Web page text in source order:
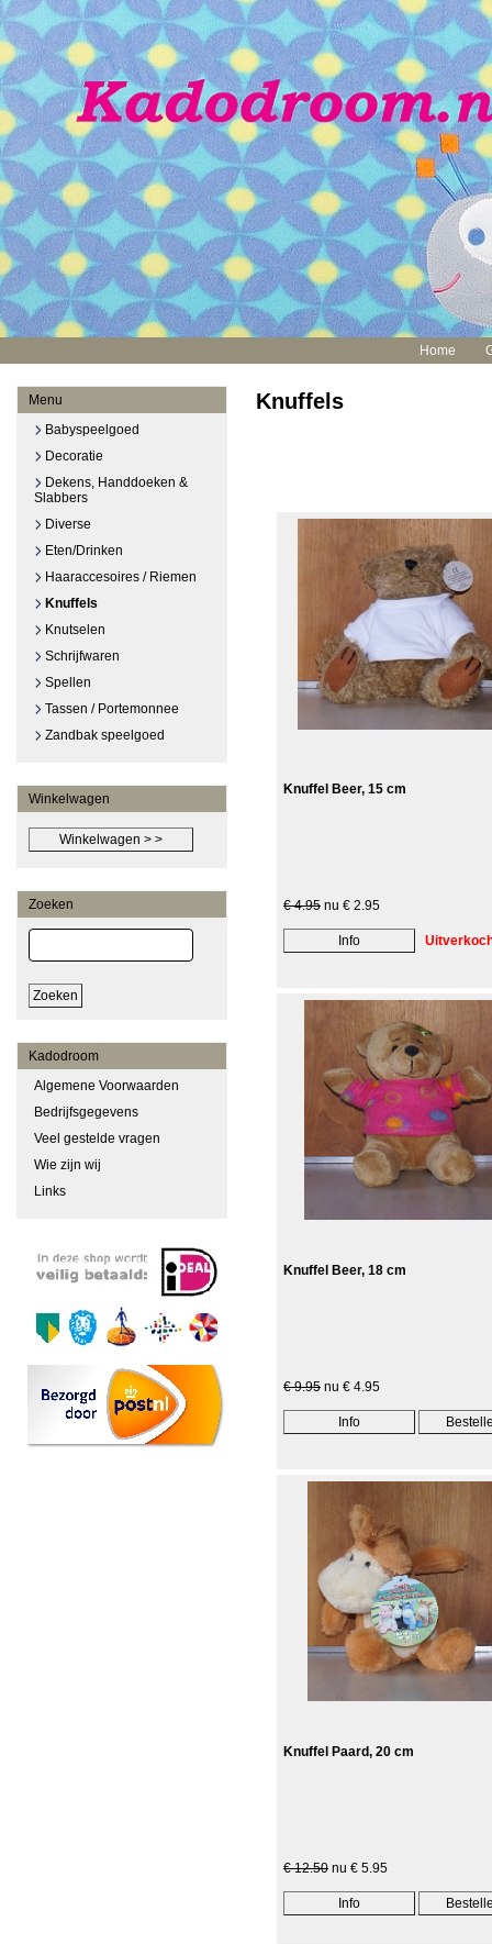
Home
Menu
Babyspeelgoed
Decoratie
Dekens, Handdoeken &
Slabbers
Diverse
Eten/Drinken
Haaraccesoires / Riemen
Knuffels
Knutselen
Schrijfwaren
Spellen
Tassen / Portemonnee
Zandbak speelgoed
Winkelwagen
Zoeken
Kadodroom
Algemene Voorwaarden
Bedrijfsgegevens
Veel gestelde vragen
Wie zijn wij
Links
Knuffels
Knuffel Beer, 15 cm
€ 4.95 nu € 2.95
Knuffel Beer, 18 cm
€ 9.95 nu € 4.95
Knuffel Paard, 20 cm
€ 12.50 nu € 5.95